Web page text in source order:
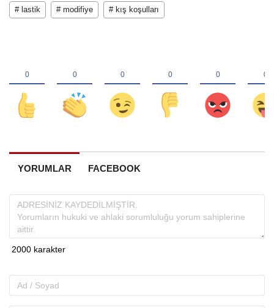
# lastik # modifiye # kış koşulları
YORUMLAR FACEBOOK